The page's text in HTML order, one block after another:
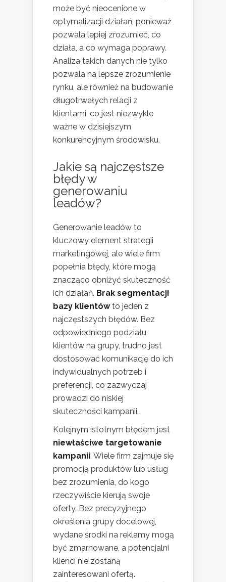
może być nieocenione w
optymalizacji działań, ponieważ
pozwala lepiej zrozumieć, co
działa, a co wymaga poprawy.
Analiza takich danych nie tylko
pozwala na lepsze zrozumienie
rynku, ale również na budowanie
długotrwałych relacji z
klientami, co jest niezwykle
ważne w dzisiejszym
konkurencyjnym środowisku.
Jakie są najczęstsze
błędy w
generowaniu
leadów?
Generowanie leadów to
kluczowy element strategii
marketingowej, ale wiele firm
popełnia błędy, które mogą
znacząco obniżyć skuteczność
ich działań. Brak segmentacji
bazy klientówto jeden z
najczęstszych błędów. Bez
odpowiedniego podziału
klientów na grupy, trudno jest
dostosować komunikację do ich
indywidualnych potrzeb i
preferencji, co zazwyczaj
prowadzi do niskiej
skuteczności kampanii.
Kolejnym istotnym błędem jest
niewłaściwe targetowanie
kampanii. Wiele firm zajmuje się
promocją produktów lub usług
bez zrozumienia, do kogo
rzeczywiście kierują swoje
oferty. Bez precyzyjnego
określenia grupy docelowej,
wydane środki na reklamy mogą
być zmarnowane, a potencjalni
klienci nie zostaną
zainteresowani ofertą.